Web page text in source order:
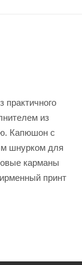
практичного
из
Капюшон с
шнурком для
карманы
принт